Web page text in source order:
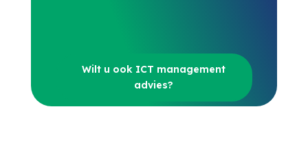
Wilt u ook ICT management
advies?